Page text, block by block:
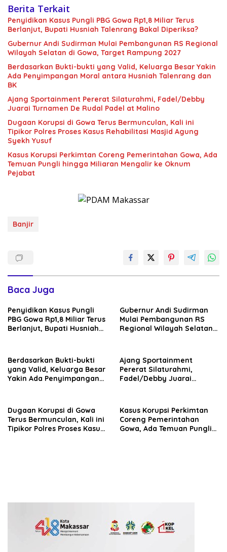
Berita Terkait
Penyidikan Kasus Pungli PBG Gowa Rp1,8 Miliar Terus
Berlanjut, Bupati Husniah Talenrang Bakal Diperiksa?
Gubernur Andi Sudirman Mulai Pembangunan RS Regional
Wilayah Selatan di Gowa, Target Rampung 2027
Berdasarkan Bukti-bukti yang Valid, Keluarga Besar Yakin
Ada Penyimpangan Moral antara Husniah Talenrang dan
BK
Ajang Sportainment Pererat Silaturahmi, Fadel/Debby
Juarai Turnamen De Rudal Padel at Malino
Dugaan Korupsi di Gowa Terus Bermunculan, Kali ini
Tipikor Polres Proses Kasus Rehabilitasi Masjid Agung
Syekh Yusuf
Kasus Korupsi Perkimtan Coreng Pemerintahan Gowa, Ada
Temuan Pungli hingga Miliaran Mengalir ke Oknum
Pejabat
Banjir
Baca Juga
Penyidikan Kasus Pungli
PBG Gowa Rp1,8 Miliar Terus
Berlanjut, Bupati Husniah
Gubernur Andi Sudirman
Mulai Pembangunan RS
Regional Wilayah Selatan
Berdasarkan Bukti-bukti
yang Valid, Keluarga Besar
Yakin Ada Penyimpangan
Ajang Sportainment
Pererat Silaturahmi,
Fadel/Debby Juarai
Dugaan Korupsi di Gowa
Terus Bermunculan, Kali ini
Tipikor Polres Proses Kasus
Kasus Korupsi Perkimtan
Coreng Pemerintahan
Gowa, Ada Temuan Pungli